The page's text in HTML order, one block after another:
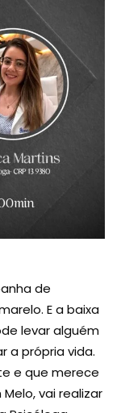
de
E a baixa
levar alguém
a própria vida.
e que merece
vai realizar